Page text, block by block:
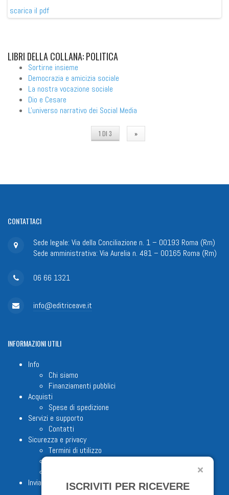
scarica il pdf
LIBRI DELLA COLLANA: POLITICA
Sortirne insieme
Democrazia e amicizia sociale
La nostra vocazione sociale
Dio e Cesare
L'universo narrativo dei Social Media
1 DI 3 »
CONTATTACI
Sede legale: Via della Conciliazione n. 1 – 00193 Roma (Rm)
Sede amministrativa: Via Aurelia n. 481 – 00165 Roma (Rm)
06 66 1321
info@editriceave.it
INFORMAZIONIUTILI
Info
Chi siamo
Finanziamenti pubblici
Acquisti
Spese di spedizione
Servizi e supporto
Contatti
Sicurezza e privacy
Termini di utilizzo
Invia proposta editorialeISCRIVITI PER RICEVERE